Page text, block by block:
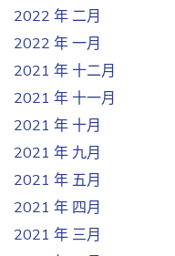
2022 年 二月
2022 年 一月
2021 年 十二月
2021 年 十一月
2021 年 十月
2021 年 九月
2021 年 五月
2021 年 四月
2021 年 三月